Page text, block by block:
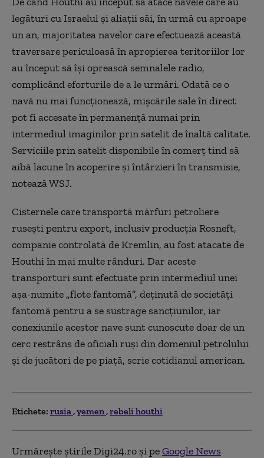
legături cu Israelul şi aliaţii săi, în urmă cu aproape
un an, majoritatea navelor care efectuează această
traversare periculoasă în apropierea teritoriilor lor
au început să îşi oprească semnalele radio,
complicând eforturile de a le urmări. Odată ce o
navă nu mai funcţionează, mişcările sale în direct
pot fi accesate în permanenţă numai prin
intermediul imaginilor prin satelit de înaltă calitate.
Serviciile prin satelit disponibile în comerţ tind să
aibă lacune în acoperire şi întârzieri în transmisie,
notează WSJ.
Cisternele care transportă mărfuri petroliere
ruseşti pentru export, inclusiv producţia Rosneft,
companie controlată de Kremlin, au fost atacate de
Houthi în mai multe rânduri. Dar aceste
transporturi sunt efectuate prin intermediul unei
aşa-numite „flote fantomă”, deţinută de societăţi
fantomă pentru a se sustrage sancţiunilor, iar
conexiunile acestor nave sunt cunoscute doar de un
cerc restrâns de oficiali ruşi din domeniul petrolului
şi de jucători de pe piaţă, scrie cotidianul american.
Etichete: rusia yemen rebeli houthi
Urmărește știrile Digi24.ro și peGoogle News